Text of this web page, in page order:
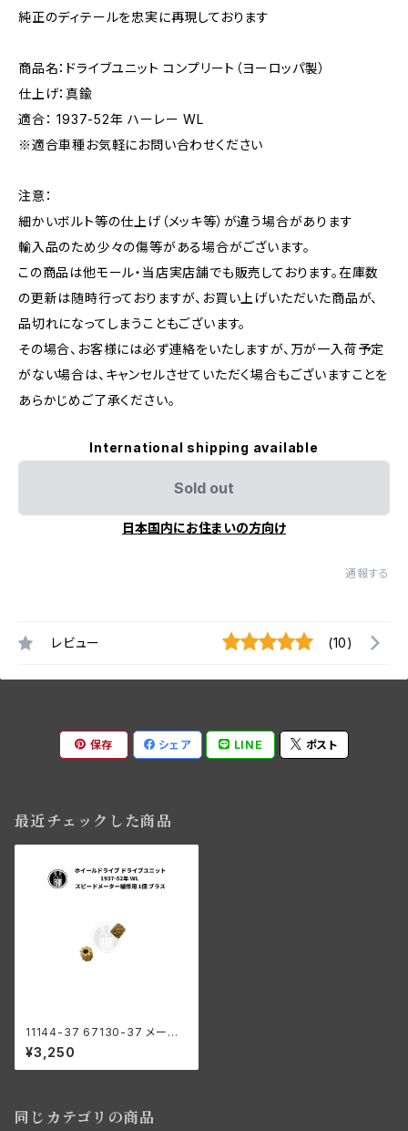
純正のディテールを忠実に再現しております
商品名：ドライブユニット コンプリート（ヨーロッパ製）
仕上げ：真鍮
適合： 1937-52年 ハーレー WL
※適合車種お気軽にお問い合わせください
注意：
細かいボルト等の仕上げ（メッキ等）が違う場合があります
輸入品のため少々の傷等がある場合がございます。
この商品は他モール・当店実店舗でも販売しております。在庫数
の更新は随時行っておりますが、お買い上げいただいた商品が、
品切れになってしまうこともございます。
その場合、お客様には必ず連絡をいたしますが、万が一入荷予定
がない場合は、キャンセルさせていただく場合もございますことを
あらかじめご了承ください。
International shipping available
Sold out
日本国内にお住まいの方向け
通報する
レビュー (10)
保存 シェア LINE ポスト
最近チェックした商品
11144-37 67130-37 メータ
ー ホイールドライブ ドライブユ
ニット 1個 ハーレーダビッドソン
1937-52年 WL スピードメータ
¥3,250
同じカテゴリの商品